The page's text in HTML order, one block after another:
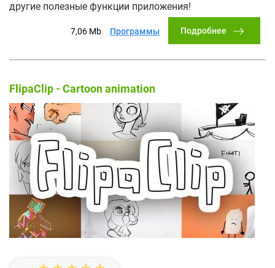
другие полезные функции приложения!
7,06 Mb Программы Подробнее
FlipaClip - Cartoon animation